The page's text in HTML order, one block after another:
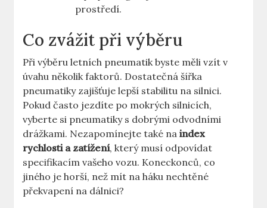
prostředí.
Co zvážit při výběru
Při výběru letních pneumatik byste měli vzít v
úvahu několik faktorů. Dostatečná šířka
pneumatiky zajišťuje lepší stabilitu na silnici.
Pokud často jezdíte po mokrých silnicích,
vyberte si pneumatiky s dobrými odvodními
drážkami. Nezapomínejte také naindex
rychlosti a zatížení, který musí odpovídat
specifikacím vašeho vozu. Koneckonců, co
jiného je horší, než mít na háku nechtěné
překvapení na dálnici?